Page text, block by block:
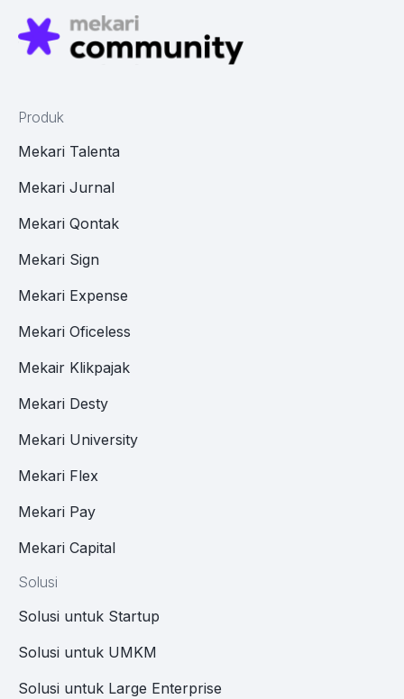
Produk
Mekari Talenta
Mekari Jurnal
Mekari Qontak
Mekari Sign
Mekari Expense
Mekari Oficeless
Mekair Klikpajak
Mekari Desty
Mekari University
Mekari Flex
Mekari Pay
Mekari Capital
Solusi
Solusi untuk Startup
Solusi untuk UMKM
Solusi untuk Large Enterprise